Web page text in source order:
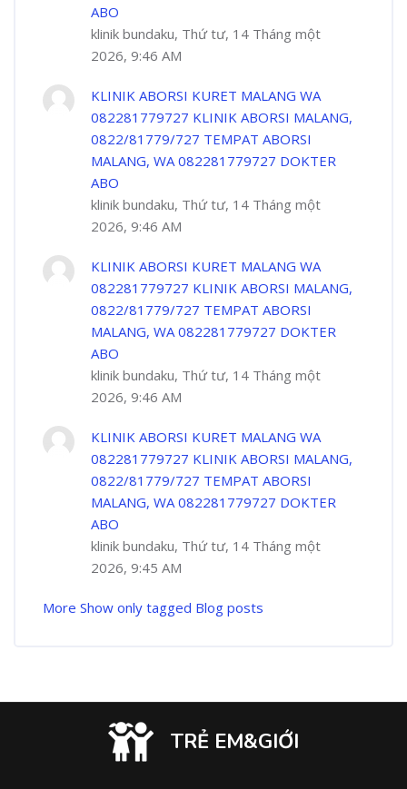
ABO
klinik bundaku, Thứ tư, 14 Tháng một
2026, 9:46 AM
KLINIK ABORSI KURET MALANG WA
082281779727 KLINIK ABORSI MALANG,
0822/81779/727 TEMPAT ABORSI
MALANG, WA 082281779727 DOKTER
ABO
klinik bundaku, Thứ tư, 14 Tháng một
2026, 9:46 AM
KLINIK ABORSI KURET MALANG WA
082281779727 KLINIK ABORSI MALANG,
0822/81779/727 TEMPAT ABORSI
MALANG, WA 082281779727 DOKTER
ABO
klinik bundaku, Thứ tư, 14 Tháng một
2026, 9:46 AM
KLINIK ABORSI KURET MALANG WA
082281779727 KLINIK ABORSI MALANG,
0822/81779/727 TEMPAT ABORSI
MALANG, WA 082281779727 DOKTER
ABO
klinik bundaku, Thứ tư, 14 Tháng một
2026, 9:45 AM
More Show only tagged Blog posts
TRẺ EM&GIỚI